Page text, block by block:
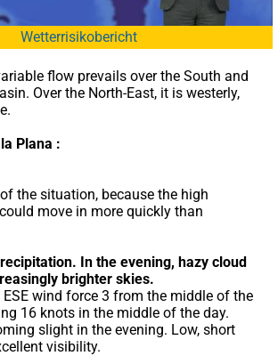
Wetterrisikobericht
flow prevails over the South and
Over the North-East, it is westerly,
Plana :
the situation, because the high
move in more quickly than
In the evening, hazy cloud
brighter skies.
16 knots in the middle of the day.
slight in the evening. Low, short
visibility.